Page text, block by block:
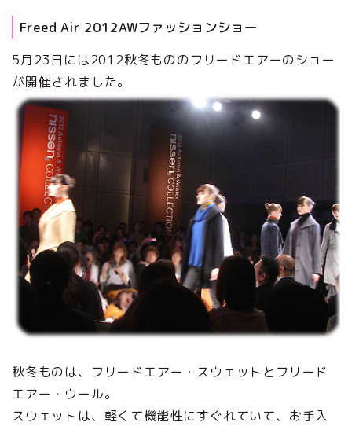
Freed Air 2012AWファッションショー
5月23日には2012秋冬もののフリードエアーのショー
が開催されました。
秋冬ものは、フリードエアー・スウェットとフリード
エアー・ウール。
スウェットは、軽くて機能性にすぐれていて、お手入